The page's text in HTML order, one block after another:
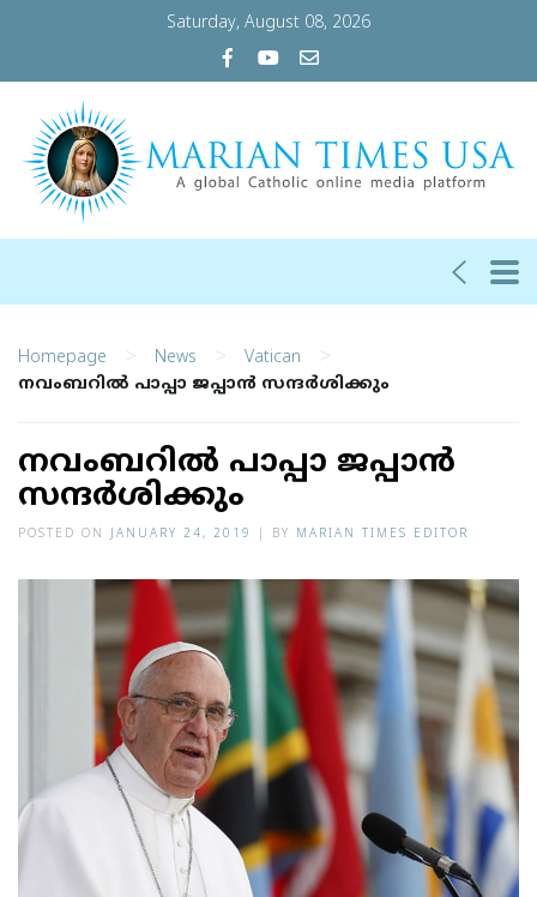
Saturday, August 08, 2026
Homepage > News > Vatican >
നവംബറില്‍ പാപ്പാ ജപ്പാന്‍ സന്ദര്‍ശിക്കും
നവംബറില്‍ പാപ്പാ ജപ്പാന്‍
സന്ദര്‍ശിക്കും
POSTED ON JANUARY 24, 2019 BY MARIAN TIMES EDITOR